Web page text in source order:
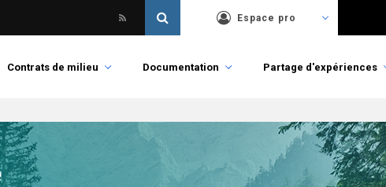
Espace pro
Contrats de milieu Documentation Partage d'expériences